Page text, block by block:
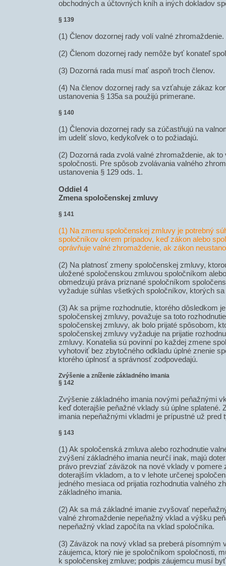
obchodných a účtovných kníh a iných dokladov
§ 139
(1) Členov dozornej rady volí valné zhromaždenie.
(2) Členom dozornej rady nemôže byť konateľ
(3) Dozorná rada musí mať aspoň troch členov.
(4) Na členov dozornej rady sa vzťahuje zákaz
ustanovenia § 135a sa použijú primerane.
§ 140
(1) Členovia dozornej rady sa zúčastňujú na
im udeliť slovo, kedykoľvek o to požiadajú.
(2) Dozorná rada zvolá valné zhromaždenie, ak
spoločnosti. Pre spôsob zvolávania valného
ustanovenia § 129 ods. 1.
Oddiel 4
Zmena spoločenskej zmluvy
§ 141
(1) Na zmenu spoločenskej zmluvy je potrebný
spoločníkov okrem prípadov, keď zákon alebo
oprávňuje valné zhromaždenie, ak zákon
(2) Na platnosť zmeny spoločenskej zmluvy,
uložené spoločenskou zmluvou spoločníkom
obmedzujú práva priznané spoločníkom
vyžaduje súhlas všetkých spoločníkov, ktorých
(3) Ak sa prijme rozhodnutie, ktorého dôsledkom
spoločenskej zmluvy, považuje sa toto
spoločenskej zmluvy, ak bolo prijaté spôsobom,
spoločenskej zmluvy vyžaduje na prijatie
zmluvy. Konatelia sú povinní po každej zmene
vyhotoviť bez zbytočného odkladu úplné znenie
ktorého úplnosť a správnosť zodpovedajú.
Zvýšenie a zníženie základného imania
§ 142
Zvýšenie základného imania novými peňažnými
keď doterajšie peňažné vklady sú úplne splatené.
imania nepeňažnými vkladmi je prípustné už pred
§ 143
(1) Ak spoločenská zmluva alebo rozhodnutie
zvýšení základného imania neurčí inak, majú
právo prevziať záväzok na nové vklady v pomere
doterajším vkladom, a to v lehote určenej
jedného mesiaca od prijatia rozhodnutia valného
základného imania.
(2) Ak sa má základné imanie zvyšovať
valné zhromaždenie nepeňažný vklad a výšku
nepeňažný vklad započíta na vklad spoločníka.
(3) Záväzok na nový vklad sa preberá písomným
záujemca, ktorý nie je spoločníkom spoločnosti,
k spoločenskej zmluve; podpis záujemcu musí